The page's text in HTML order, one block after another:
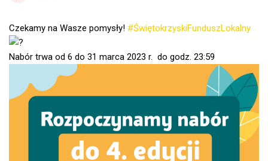
Czekamy na Wasze pomysły! #ŚwiętokrzyskiFunduszLokalny
Nabór trwa od 6 do 31 marca 2023 r. do godz. 23:59